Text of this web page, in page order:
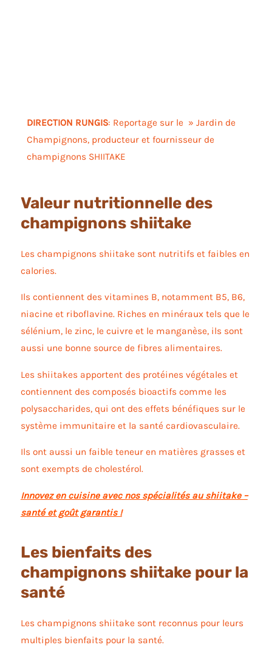
DIRECTION RUNGIS: Reportage sur le » Jardin de
Champignons, producteur et fournisseur de
champignons SHIITAKE
Valeur nutritionnelle des
champignons shiitake
Les champignons shiitake sont nutritifs et faibles en
calories.
Ils contiennent des vitamines B, notamment B5, B6,
niacine et riboflavine. Riches en minéraux tels que le
sélénium, le zinc, le cuivre et le manganèse, ils sont
aussi une bonne source de fibres alimentaires.
Les shiitakes apportent des protéines végétales et
contiennent des composés bioactifs comme les
polysaccharides, qui ont des effets bénéfiques sur le
système immunitaire et la santé cardiovasculaire.
Ils ont aussi un faible teneur en matières grasses et
sont exempts de cholestérol.
Innovez en cuisine avec nos spécialités au shiitake –
santé et goût garantis !
Les bienfaits des
champignons shiitake pour la
santé
Les champignons shiitake sont reconnus pour leurs
multiples bienfaits pour la santé.